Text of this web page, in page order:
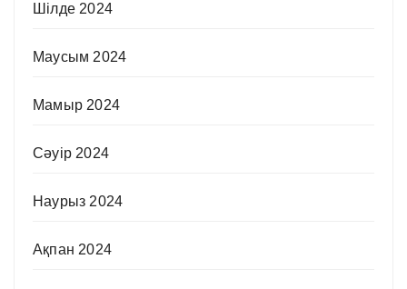
Шілде 2024
Маусым 2024
Мамыр 2024
Сәуір 2024
Наурыз 2024
Ақпан 2024